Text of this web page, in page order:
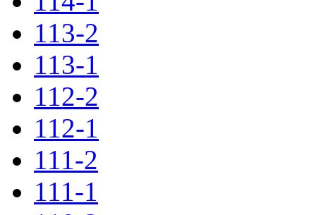
113-2
113-1
112-2
112-1
111-2
111-1